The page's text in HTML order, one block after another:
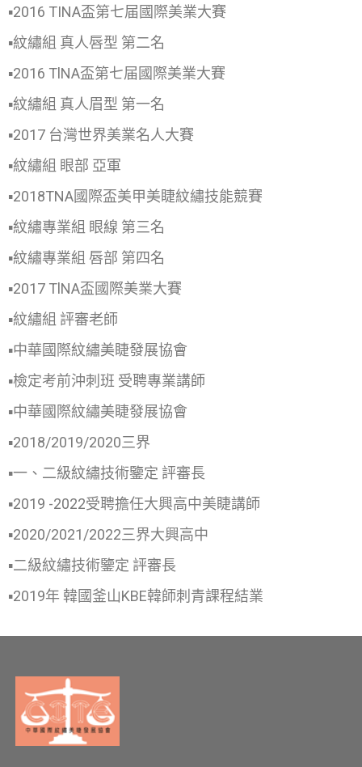
▪2016 TINA盃第七届國際美業大賽
▪紋繡組 真人唇型 第二名
▪2016 TlNA盃第七届國際美業大賽
▪紋繡組 真人眉型 第一名
▪2017 台灣世界美業名人大賽
▪紋繡組 眼部 亞軍
▪2018TNA國際盃美甲美睫紋繡技能競賽
▪紋繡專業組 眼線 第三名
▪紋繡專業組 唇部 第四名
▪2017 TlNA盃國際美業大賽
▪紋繡組 評審老師
▪中華國際紋繡美睫發展協會
▪檢定考前沖刺班 受聘專業講師
▪中華國際紋繡美睫發展協會
▪2018/2019/2020三界
▪一、二級紋繡技術鑒定 評審長
▪2019 -2022受聘擔任大興高中美睫講師
▪2020/2021/2022三界大興高中
▪二級紋繡技術鑒定 評審長
▪2019年 韓國釜山KBE韓師刺青課程結業